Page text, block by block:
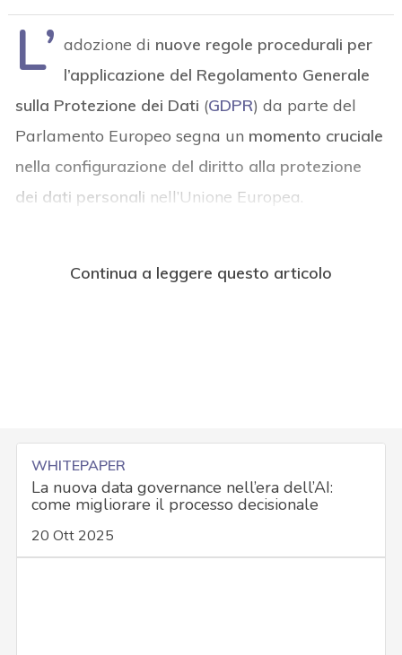
L’ adozione di nuove regole procedurali per
l’applicazione del Regolamento Generale
sulla Protezione dei Dati (GDPR) da parte del
Parlamento Europeo segna un momento cruciale
nella configurazione del diritto alla protezione
dei dati personali nell’Unione Europea.
Continua a leggere questo articolo
WHITEPAPER
La nuova data governance nell’era dell’AI:
come migliorare il processo decisionale
20 Ott 2025